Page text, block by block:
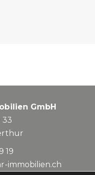
GmbH
33
19
immobilien.ch